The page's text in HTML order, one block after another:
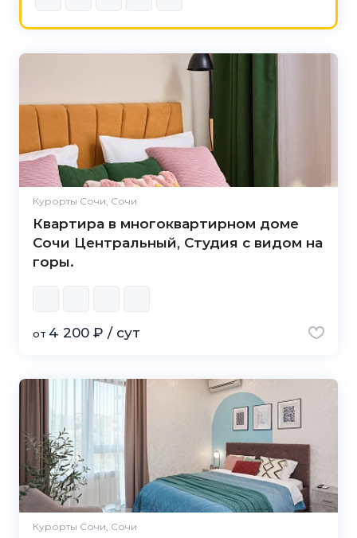
Курорты Сочи, Сочи
Квартира в многоквартирном доме
Сочи Центральный, Студия с видом на
горы.
от 4 200 ₽ / сут
Курорты Сочи, Сочи